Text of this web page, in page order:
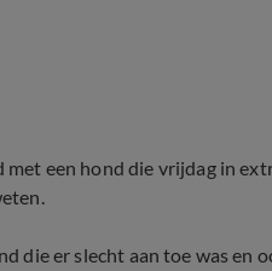
met een hond die vrijdag in
die er slecht aan toe was en